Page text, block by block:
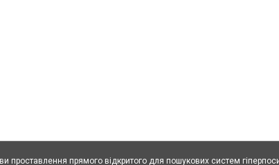
проставлення прямого відкритого для пошукових систем